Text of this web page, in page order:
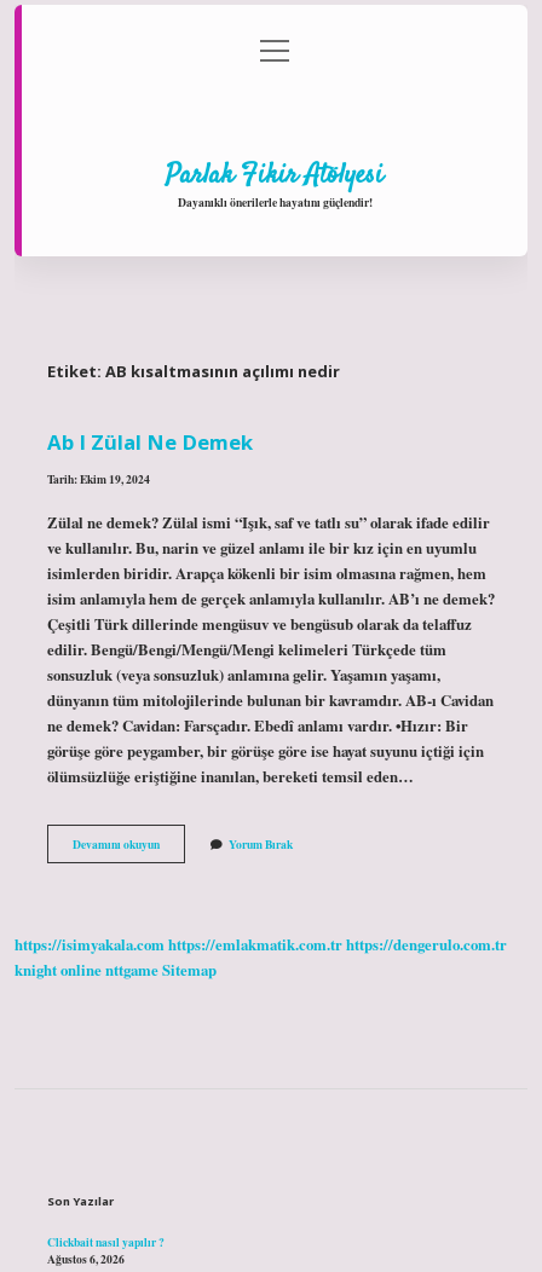
Gizlilik Politikası
menüyü
aç
Parlak Fikir Atölyesi
Dayanıklı önerilerle hayatını güçlendir!
Etiket: AB kısaltmasının açılımı nedir
Ab I Zülal Ne Demek
Tarih: Ekim 19, 2024
Zülal ne demek? Zülal ismi “Işık, saf ve tatlı su” olarak ifade edilir
ve kullanılır. Bu, narin ve güzel anlamı ile bir kız için en uyumlu
isimlerden biridir. Arapça kökenli bir isim olmasına rağmen, hem
isim anlamıyla hem de gerçek anlamıyla kullanılır. AB’ı ne demek?
Çeşitli Türk dillerinde mengüsuv ve bengüsub olarak da telaffuz
edilir. Bengü/Bengi/Mengü/Mengi kelimeleri Türkçede tüm
sonsuzluk (veya sonsuzluk) anlamına gelir. Yaşamın yaşamı,
dünyanın tüm mitolojilerinde bulunan bir kavramdır. AB-ı Cavidan
ne demek? Cavidan: Farsçadır. Ebedî anlamı vardır. •Hızır: Bir
görüşe göre peygamber, bir görüşe göre ise hayat suyunu içtiği için
ölümsüzlüğe eriştiğine inanılan, bereketi temsil eden…
Devamını okuyunAb
I
Yorum Bırak
https://isimyakala.comhttps://emlakmatik.com.trhttps://dengerulo.com.tr
knight onlinenttgameSitemap
Son Yazılar
Clickbait nasıl yapılır ?
Ağustos 6, 2026